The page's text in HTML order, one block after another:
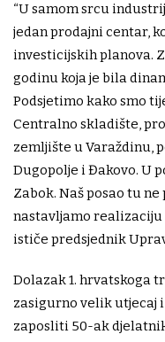
“U samom srcu
jedan prodajni centar,
investicijskih planova.
godinu koja je bila
Podsjetimo kako smo
Centralno skladište,
zemljište u Varaždinu,
Dugopolje i Đakovo. U
Zabok. Naš posao tu
nastavljamo realizaciju
ističe predsjednik
Dolazak 1. hrvatskoga
zasigurno velik utjecaj i
zaposliti 50-ak